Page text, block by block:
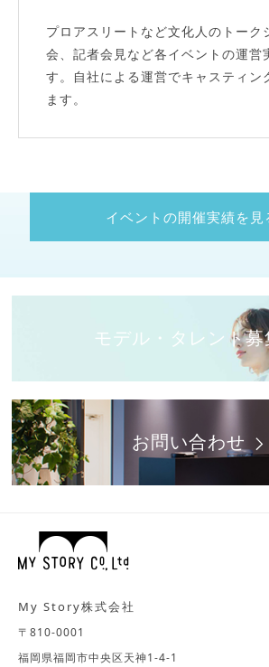
プロアスリートなど文化人のトーク
会、記者会見など各イベントの運営
す。自社による運営でキャスティン
ます。
イベントの開催実績を見
モデル・タレント
お問い合わせ
My Story株式会社
〒810-0001
福岡県福岡市中央区天神1-4-1